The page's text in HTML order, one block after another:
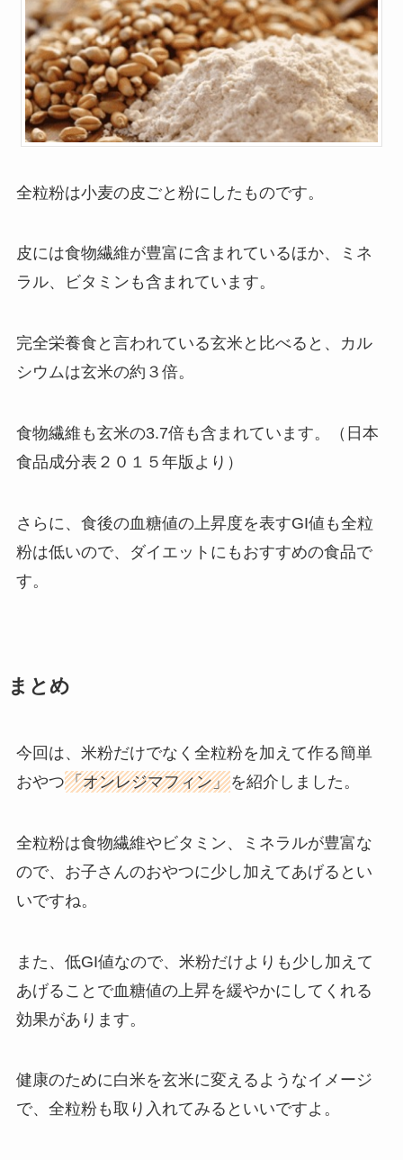
全粒粉は小麦の皮ごと粉にしたものです。
皮には食物繊維が豊富に含まれているほか、ミネ
ラル、ビタミンも含まれています。
完全栄養食と言われている玄米と比べると、カル
シウムは玄米の約３倍。
食物繊維も玄米の3.7倍も含まれています。（日本
食品成分表２０１５年版より）
さらに、食後の血糖値の上昇度を表すGI値も全粒
粉は低いので、ダイエットにもおすすめの食品で
す。
まとめ
今回は、米粉だけでなく全粒粉を加えて作る簡単
おやつ「オンレジマフィン」を紹介しました。
全粒粉は食物繊維やビタミン、ミネラルが豊富な
ので、お子さんのおやつに少し加えてあげるとい
いですね。
また、低GI値なので、米粉だけよりも少し加えて
あげることで血糖値の上昇を緩やかにしてくれる
効果があります。
健康のために白米を玄米に変えるようなイメージ
で、全粒粉も取り入れてみるといいですよ。